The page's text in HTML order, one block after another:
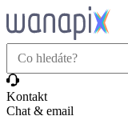
Kontakt
Chat & email